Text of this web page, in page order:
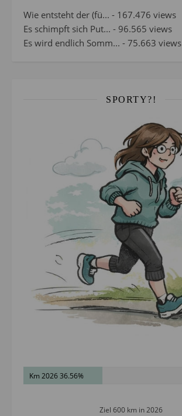
Wie entsteht der (fü... - 167.476 views
Es schimpft sich Put... - 96.565 views
Es wird endlich Somm... - 75.663 views
SPORTY?!
Km 2026 36.56%
Ziel 600 km in 2026